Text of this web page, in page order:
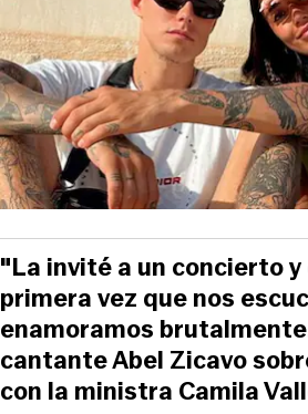
"La invité a un concierto y
primera vez que nos
enamoramos
cantante Abel Zicavo
con la ministra Camila